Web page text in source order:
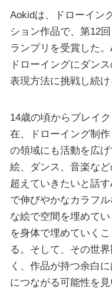
Aokidは、ドローイン
ション作品で、第12
ランプリを受賞した
ドローイングにダン
表現方法に挑戦し続け
14歳の頃からブレイ
在、ドローイング制
の領域にも活動を広げ
絵、ダンス、音楽な
超えていきたいと話
で伸びやかなカラフ
な絵で空間を埋めて
を身体で埋めていく
る。そして、その世
く、作品が持つ余白
につながる可能性を見